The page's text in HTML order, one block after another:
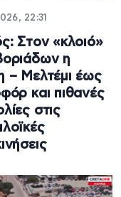
22:31
Στον «κλοιό»
η
– Μελτέμι έως
και πιθανές
στις